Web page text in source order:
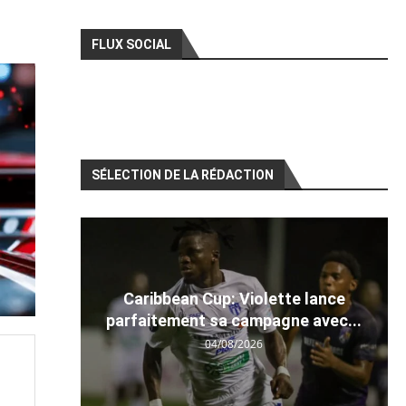
FLUX SOCIAL
SÉLECTION DE LA RÉDACTION
Caribbean Cup: Violette lance
parfaitement sa campagne avec...
04/08/2026